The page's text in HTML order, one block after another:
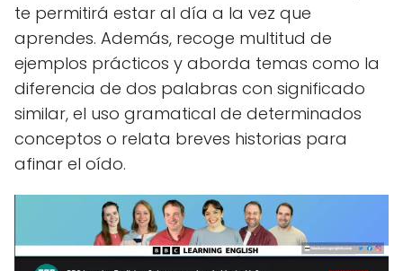
te permitirá estar al día a la vez que
aprendes. Además, recoge multitud de
ejemplos prácticos y aborda temas como la
diferencia de dos palabras con significado
similar, el uso gramatical de determinados
conceptos o relata breves historias para
afinar el oído.